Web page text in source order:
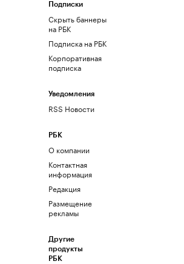
Подписки
Скрыть баннеры
на РБК
Подписка на РБК
Корпоративная
подписка
Уведомления
RSS Новости
РБК
О компании
Контактная
информация
Редакция
Размещение
рекламы
Другие
продукты
РБК